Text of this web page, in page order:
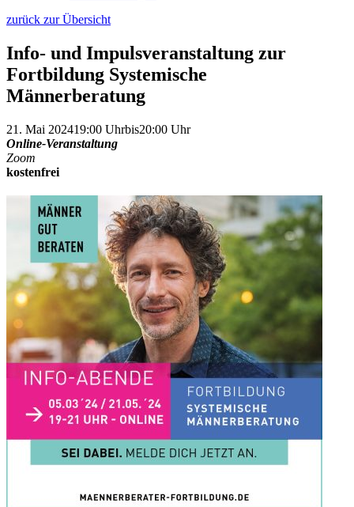
zurück zur Übersicht
Info- und Impulsveranstaltung zur
Fortbildung Systemische
Männerberatung
21. Mai 202419:00 Uhrbis20:00 Uhr
Online-Veranstaltung
Zoom
kostenfrei